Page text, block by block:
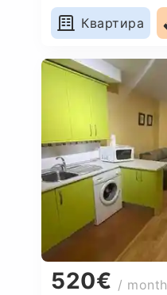
Квартира
520€ / month